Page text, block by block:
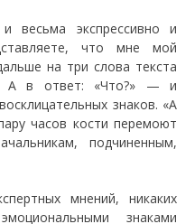
весьма экспрессивно и
что мне мой
на три слова текста
А в ответ: «Что?» — и
знаков. «А
часов кости перемоют
подчиненным,
мнений, никаких
знаками